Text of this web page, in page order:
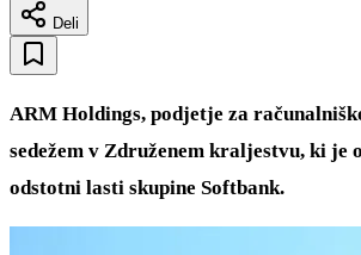
Deli
ARM Holdings, podjetje za
sedežem v Združenem kraljestvu, ki je
odstotni lasti skupine Softbank.